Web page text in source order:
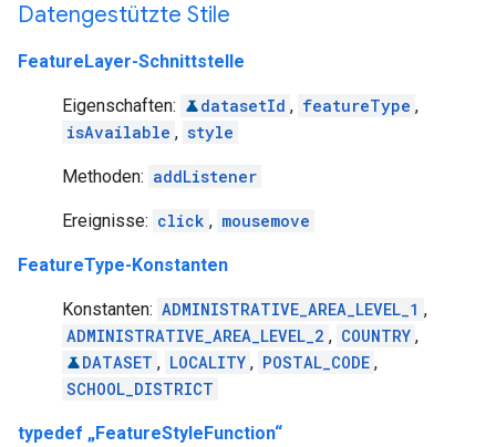
Datengestützte Stile
FeatureLayer-Schnittstelle
Eigenschaften: datasetId , featureType ,
isAvailable , style
Methoden: addListener
Ereignisse: click , mousemove
FeatureType-Konstanten
Konstanten: ADMINISTRATIVE_AREA_LEVEL_1 ,
ADMINISTRATIVE_AREA_LEVEL_2 , COUNTRY ,
DATASET , LOCALITY , POSTAL_CODE ,
SCHOOL_DISTRICT
typedef „FeatureStyleFunction“